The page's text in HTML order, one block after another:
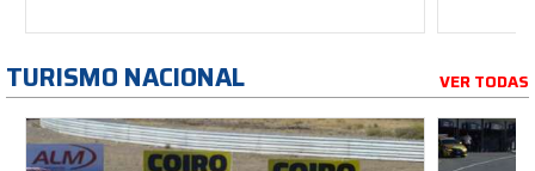
TURISMO NACIONAL VER TODAS